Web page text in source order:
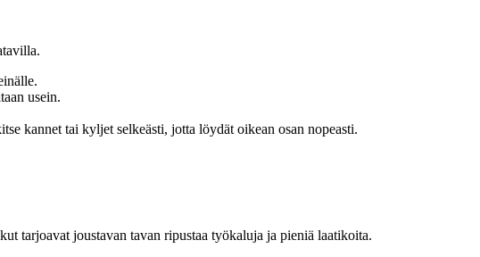
usein.
kannet tai kyljet selkeästi, jotta löydät oikean osan nopeasti.
tarjoavat joustavan tavan ripustaa työkaluja ja pieniä laatikoita.